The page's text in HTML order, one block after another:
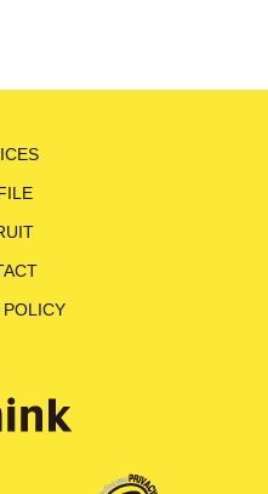
・相談を
経済社
事務局
京都港区
0120-
POLICY